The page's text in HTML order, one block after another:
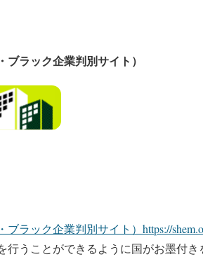
ブラック企業判別サイト）
ブラック企業判別サイト） https://
行うことができるように国がお墨付